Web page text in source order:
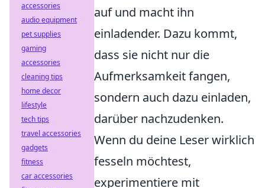
auf und macht ihn
einladender. Dazu kommt,
dass sie nicht nur die
Aufmerksamkeit fangen,
sondern auch dazu einladen,
darüber nachzudenken.
Wenn du deine Leser wirklich
fesseln möchtest,
experimentiere mit
accessories
audio equipment
pet supplies
gaming
accessories
cleaning tips
home decor
lifestyle
tech tips
travel accessories
gadgets
fitness
car accessories